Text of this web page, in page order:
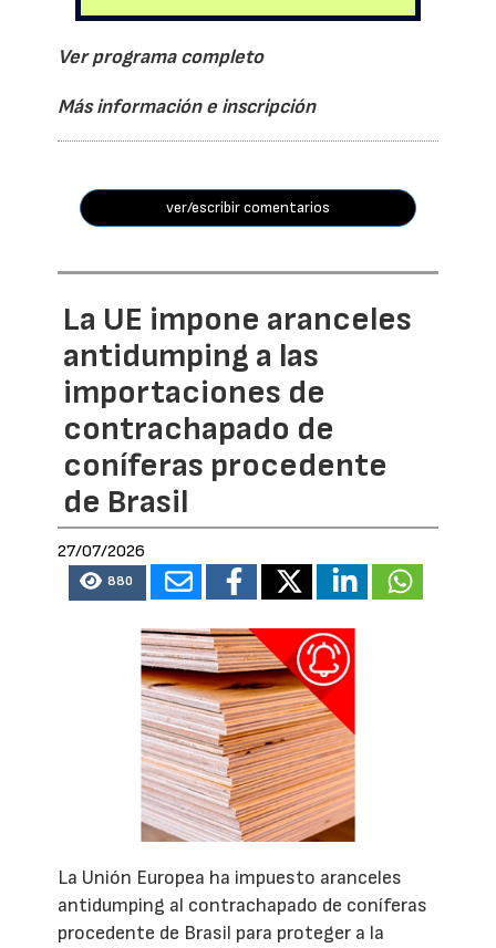
Ver programa completo
Más información e inscripción
ver/escribir comentarios
La UE impone aranceles
antidumping a las
importaciones de
contrachapado de
coníferas procedente
de Brasil
27/07/2026
880
La Unión Europea ha impuesto aranceles
antidumping al contrachapado de coníferas
procedente de Brasil para proteger a la